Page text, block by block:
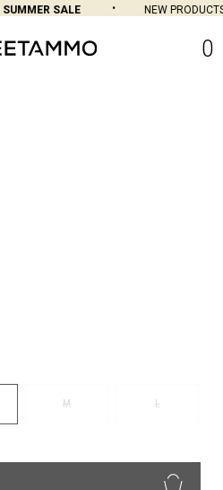
SUMMER SALE NEW PRODUCTS
0
M L